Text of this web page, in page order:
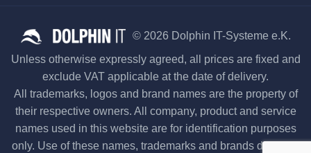
© 2026 Dolphin IT-Systeme e.K.
Unless otherwise expressly agreed, all prices are fixed and
exclude VAT applicable at the date of delivery.
All trademarks, logos and brand names are the property of
their respective owners. All company, product and service
names used in this website are for identification purposes
only. Use of these names, trademarks and brands does not